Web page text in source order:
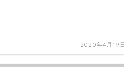
2020年4月19